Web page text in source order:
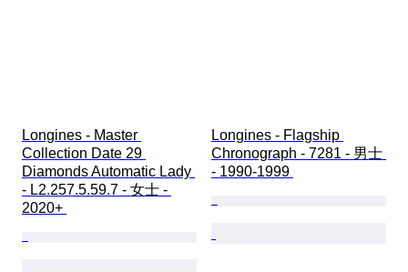
Longines - Master
Collection Date 29
Diamonds Automatic Lady
- L2.257.5.59.7 - 女士 -
2020+
Longines - Flagship
Chronograph - 7281 - 男士
- 1990-1999